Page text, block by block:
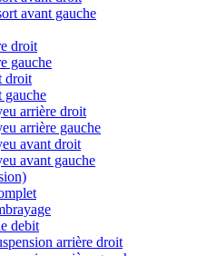
avant gauche
droit
gauche
droit
gauche
arrière droit
arrière gauche
avant droit
avant gauche
debit
arrière droit